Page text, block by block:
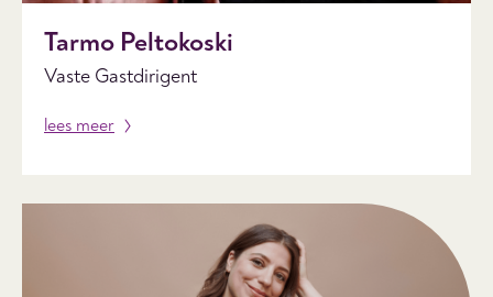
Tarmo Peltokoski
Vaste Gastdirigent
lees meer